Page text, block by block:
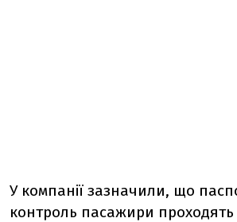
У компанії зазначили, що
контроль пасажири проходять